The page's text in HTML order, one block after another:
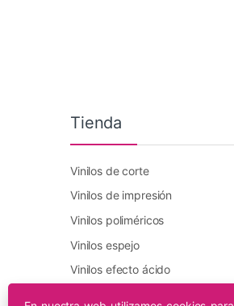
Tienda
Vinilos de corte
Vinilos de impresión
Vinilos poliméricos
Vinilos espejo
Vinilos efecto ácido